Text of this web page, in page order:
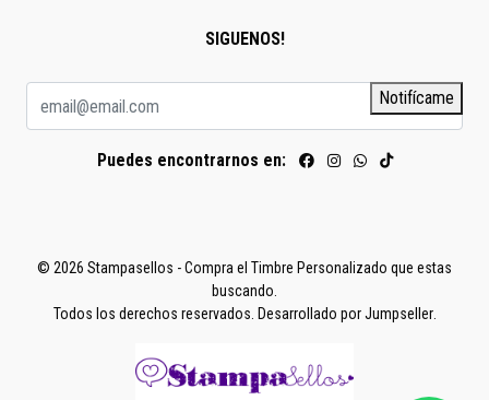
SIGUENOS!
Notifícame
Puedes encontrarnos en:
© 2026 Stampasellos - Compra el Timbre Personalizado que estas
buscando.
Todos los derechos reservados. Desarrollado por Jumpseller.